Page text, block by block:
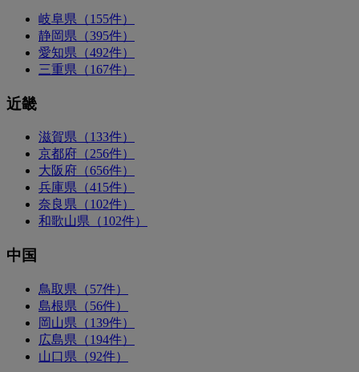
岐阜県（155件）
静岡県（395件）
愛知県（492件）
三重県（167件）
近畿
滋賀県（133件）
京都府（256件）
大阪府（656件）
兵庫県（415件）
奈良県（102件）
和歌山県（102件）
中国
鳥取県（57件）
島根県（56件）
岡山県（139件）
広島県（194件）
山口県（92件）